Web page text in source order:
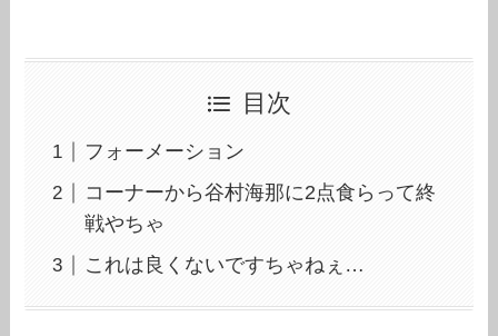
目次
フォーメーション
コーナーから谷村海那に2点食らって終
戦やちゃ
これは良くないですちゃねぇ…